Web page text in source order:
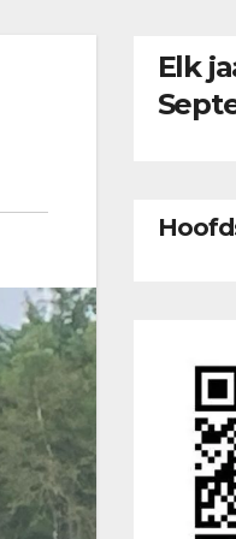
Elk